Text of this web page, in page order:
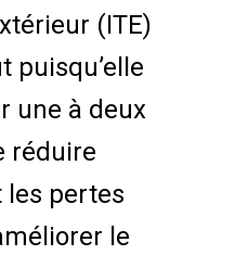
(ITE)
puisqu’elle
une à deux
réduire
pertes
le